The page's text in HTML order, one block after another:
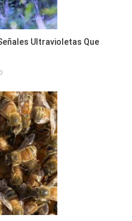
Ultravioletas Que